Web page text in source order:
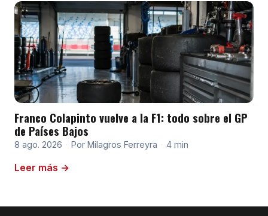
Franco Colapinto vuelve a la F1: todo sobre el GP
de Países Bajos
8 ago. 2026 · Por Milagros Ferreyra · 4 min
Leer más →